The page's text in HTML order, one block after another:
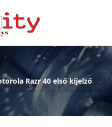
Razr 40 első kijelző